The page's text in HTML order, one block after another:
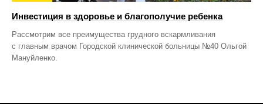
Инвестиция в здоровье и благополучие ребенка
Рассмотрим все преимущества грудного вскармливания
с главным врачом Городской клинической больницы №40 Ольгой
Мануйленко.